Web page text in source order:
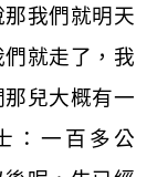
我們就明天
就走了，我
兒大概有一
：一百多公